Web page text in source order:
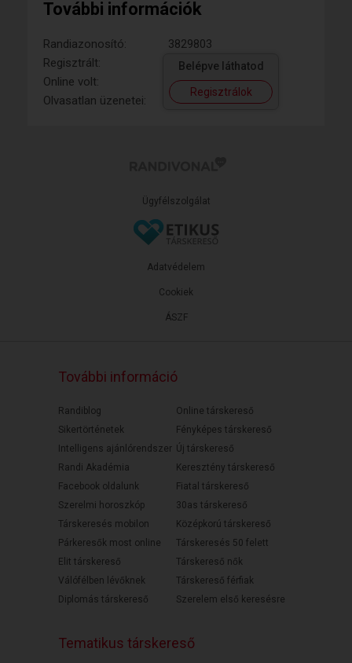
További információk
Randiazonosító:
3829803
Regisztrált:
Online volt:
Olvasatlan üzenetei:
Belépve láthatod
Regisztrálok
Ügyfélszolgálat
ÁSZF
Adatvédelem
Cookiek
További információ
Randiblog
Sikertörténetek
Intelligens ajánlórendszer
Randi Akadémia
Facebook oldalunk
Szerelmi horoszkóp
Társkeresés mobilon
Párkeresők most online
Elit társkereső
Válófélben lévőknek
Diplomás társkereső
Online társkereső
Fényképes társkereső
Új társkereső
Keresztény társkereső
Fiatal társkereső
30as társkereső
Középkorú társkereső
Társkeresés 50 felett
Társkereső nők
Társkereső férfiak
Szerelem első keresésre
Tematikus társkereső